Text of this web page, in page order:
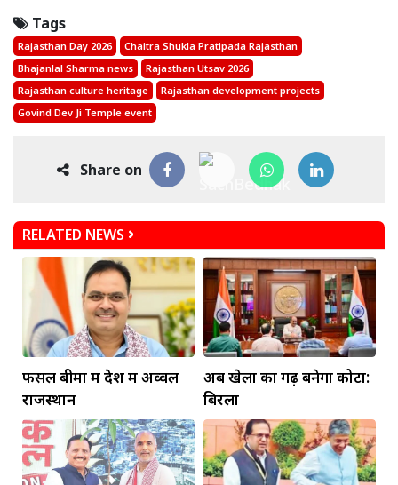
Tags
Rajasthan Day 2026
Chaitra Shukla Pratipada Rajasthan
Bhajanlal Sharma news
Rajasthan Utsav 2026
Rajasthan culture heritage
Rajasthan development projects
Govind Dev Ji Temple event
Share on
RELATED NEWS
फसल बीमा में देश में अव्वल
राजस्थान
अब खेलों का गढ़ बनेगा कोटा:
बिरला